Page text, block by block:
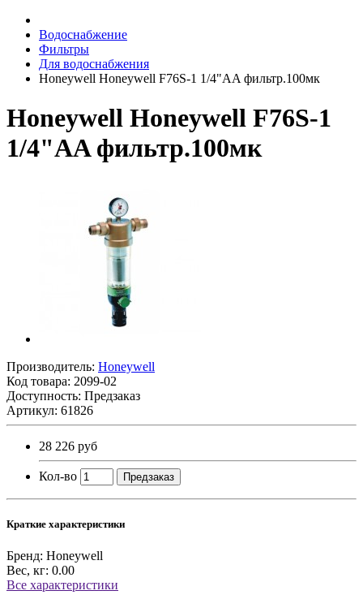
Водоснабжение
Фильтры
Для водоснабжения
Honeywell Honeywell F76S-1 1/4"AA фильтр.100мк
Honeywell Honeywell F76S-1
1/4"AA фильтр.100мк
Производитель: Honeywell
Код товара: 2099-02
Доступность: Предзаказ
Артикул: 61826
28 226 руб
Кол-во Предзаказ
Краткие характеристики
Бренд: Honeywell
Вес, кг: 0.00
Все характеристики